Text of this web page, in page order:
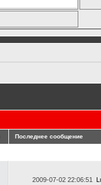
Последнее сообщение
2009-07-02 22:06:51